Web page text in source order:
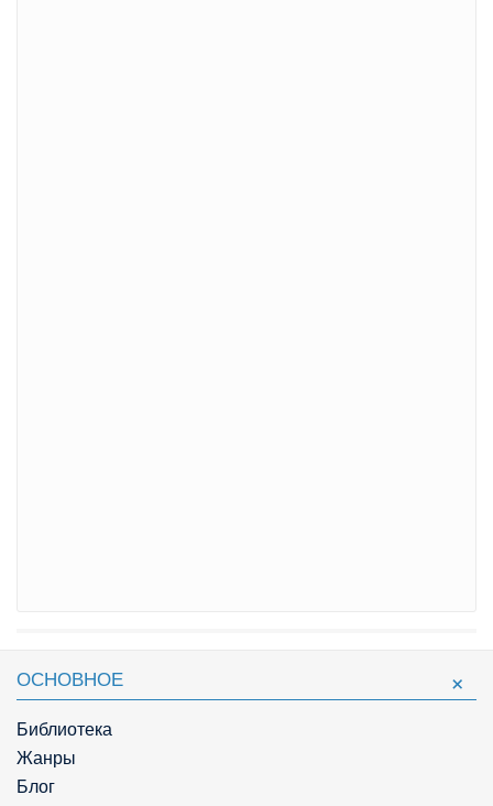
ОСНОВНОЕ
Библиотека
Жанры
Блог